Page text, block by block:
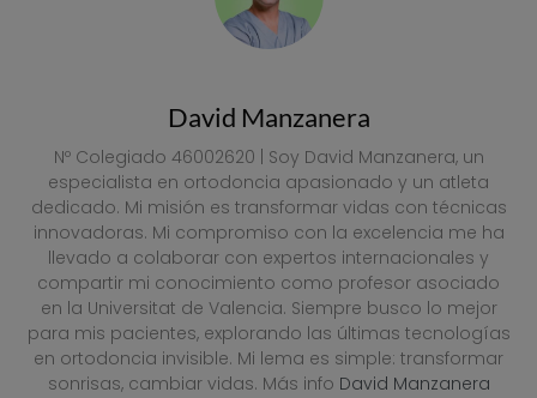
David Manzanera
Nº Colegiado 46002620 | Soy David Manzanera, un
especialista en ortodoncia apasionado y un atleta
dedicado. Mi misión es transformar vidas con técnicas
innovadoras. Mi compromiso con la excelencia me ha
llevado a colaborar con expertos internacionales y
compartir mi conocimiento como profesor asociado
en la Universitat de Valencia. Siempre busco lo mejor
para mis pacientes, explorando las últimas tecnologías
en ortodoncia invisible. Mi lema es simple: transformar
sonrisas, cambiar vidas. Más info David Manzanera